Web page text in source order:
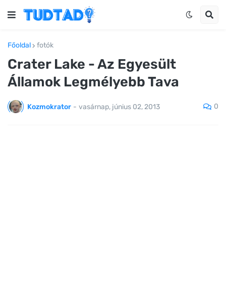
Főoldal fotók
Crater Lake - Az Egyesült
Államok Legmélyebb Tava
Kozmokrator - vasárnap, június 02, 2013 0